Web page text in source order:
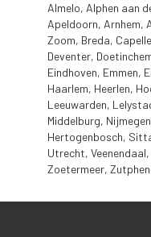
Almelo, Alphen aan
Apeldoorn, Arnhem,
Zoom, Breda,
Deventer,
Eindhoven, Emmen,
Haarlem, Heerlen,
Leeuwarden,
Middelburg,
Hertogenbosch,
Utrecht,
Zoetermeer,